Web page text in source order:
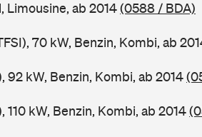
Limousine, ab 2014(0588 / BDA)
70 kW, Benzin, Kombi, ab
92 kW, Benzin, Kombi, ab 2014
110 kW, Benzin, Kombi, ab 2014